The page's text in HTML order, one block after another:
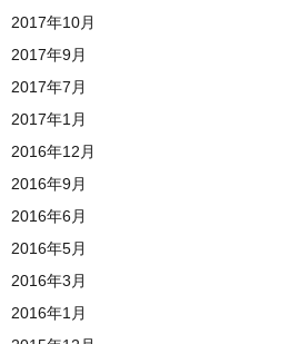
2017年10月
2017年9月
2017年7月
2017年1月
2016年12月
2016年9月
2016年6月
2016年5月
2016年3月
2016年1月